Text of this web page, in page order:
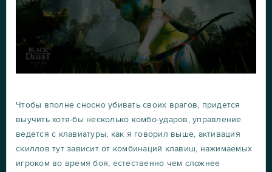
Чтобы вполне сносно убивать своих врагов, придется
выучить хотя-бы несколько комбо-ударов, управление
ведется с клавиатуры, как я говорил выше, активация
скиллов тут зависит от комбинаций клавиш, нажимаемых
игроком во время боя, естественно чем сложнее